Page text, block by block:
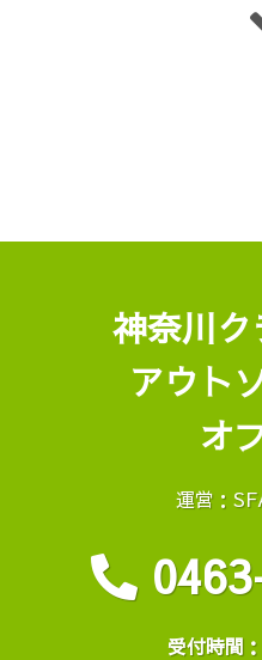
神奈川
アウト
オ
運営：
受付時間